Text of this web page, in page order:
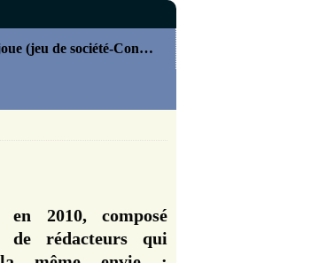
On joue (jeu de société-Concours)
en 2010, composé
de rédacteurs qui